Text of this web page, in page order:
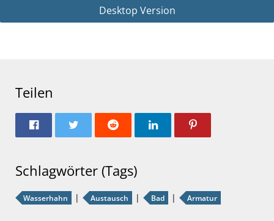
Desktop Version
Teilen
Schlagwörter (Tags)
Wasserhahn Austausch Bad Armatur